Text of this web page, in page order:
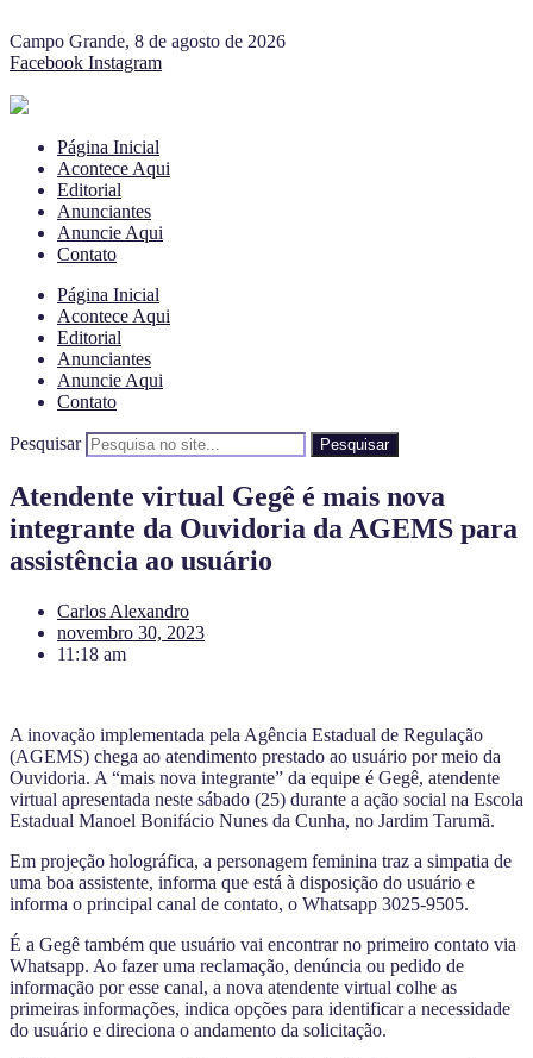
Campo Grande, 8 de agosto de 2026
Facebook Instagram
Página Inicial
Acontece Aqui
Editorial
Anunciantes
Anuncie Aqui
Contato
Página Inicial
Acontece Aqui
Editorial
Anunciantes
Anuncie Aqui
Contato
Pesquisar Pesquisar
Atendente virtual Gegê é mais nova
integrante da Ouvidoria da AGEMS para
assistência ao usuário
Carlos Alexandro
novembro 30, 2023
11:18 am
A inovação implementada pela Agência Estadual de Regulação
(AGEMS) chega ao atendimento prestado ao usuário por meio da
Ouvidoria. A “mais nova integrante” da equipe é Gegê, atendente
virtual apresentada neste sábado (25) durante a ação social na Escola
Estadual Manoel Bonifácio Nunes da Cunha, no Jardim Tarumã.
Em projeção holográfica, a personagem feminina traz a simpatia de
uma boa assistente, informa que está à disposição do usuário e
informa o principal canal de contato, o Whatsapp 3025-9505.
É a Gegê também que usuário vai encontrar no primeiro contato via
Whatsapp. Ao fazer uma reclamação, denúncia ou pedido de
informação por esse canal, a nova atendente virtual colhe as
primeiras informações, indica opções para identificar a necessidade
do usuário e direciona o andamento da solicitação.